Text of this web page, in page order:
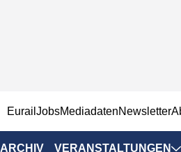
EurailJobsMediadatenNewsletter
ARCHIV VERANSTALTUNGEN